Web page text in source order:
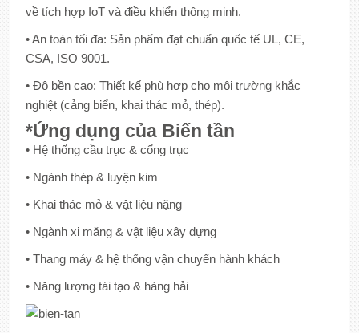
về tích hợp IoT và điều khiển thông minh.
• An toàn tối đa: Sản phẩm đạt chuẩn quốc tế UL, CE,
CSA, ISO 9001.
• Độ bền cao: Thiết kế phù hợp cho môi trường khắc
nghiệt (cảng biển, khai thác mỏ, thép).
*Ứng dụng của Biến tần
• Hệ thống cầu trục & cổng trục
• Ngành thép & luyện kim
• Khai thác mỏ & vật liệu nặng
• Ngành xi măng & vật liệu xây dựng
• Thang máy & hệ thống vận chuyển hành khách
• Năng lượng tái tạo & hàng hải